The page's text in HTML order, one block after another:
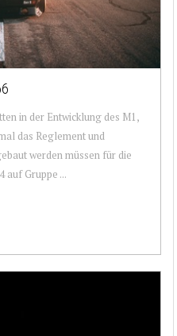
in der Entwicklung des M1,
das Reglement und
werden müssen für die
auf Gruppe ...